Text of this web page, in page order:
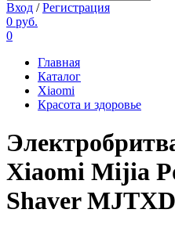
Вход /Регистрация
0 руб.
0
Главная
Каталог
Xiaomi
Красота и здоровье
Xiaomi Mijia
Shaver